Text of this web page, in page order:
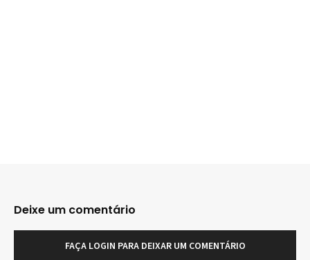
Deixe um comentário
FAÇA LOGIN PARA DEIXAR UM COMENTÁRIO